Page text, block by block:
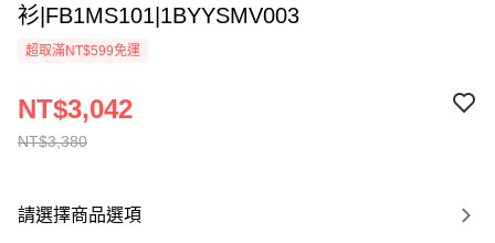
衫|FB1MS101|1BYYSMV003
超取滿NT$599免運
NT$3,380
NT$3,042
請選擇商品選項